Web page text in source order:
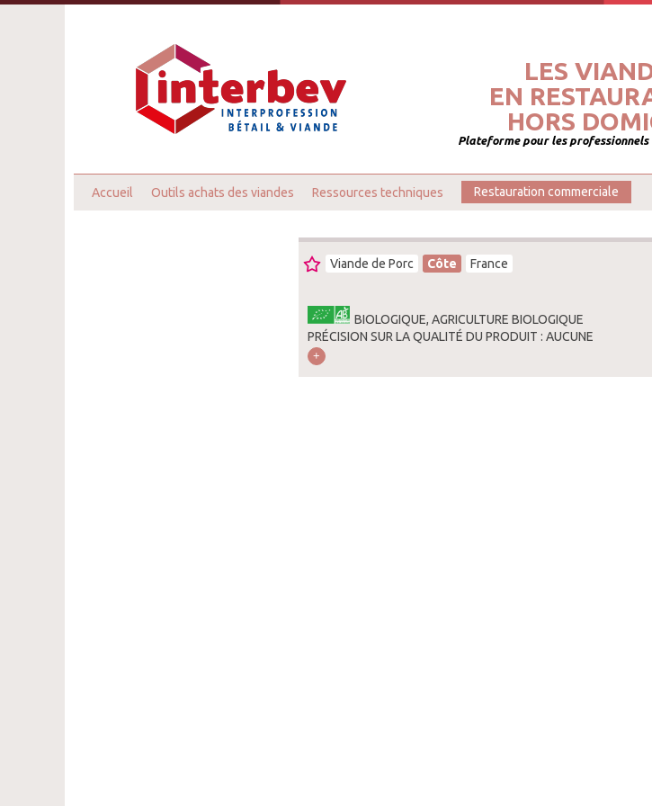
LES
EN
HORS
Plateforme pour les
Accueil Outils achats des viandes Ressources techniques Restauration commerciale
Viande de Porc Côte France
BIOLOGIQUE, AGRICULTURE BIOLOGIQUE
PRÉCISION SUR LA QUALITÉ DU PRODUIT : AUCUNE